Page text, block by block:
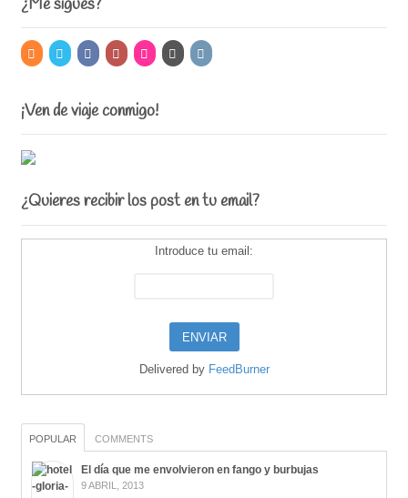
¡Ven de viaje conmigo!
¿Quieres recibir los post en tu email?
Introduce tu email:
Delivered by FeedBurner
POPULAR COMMENTS
El día que me envolvieron en fango y burbujas
9 ABRIL, 2013